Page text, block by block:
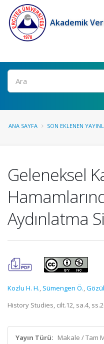
Akademik
Ara
ANA SAYFA SON EKLENEN
Geleneksel
Aydınlatma
Kozlu H. H., Sümengen Ö.,
History Studies, cilt.12, sa.4,
Yayın Türü: Makale / Tam